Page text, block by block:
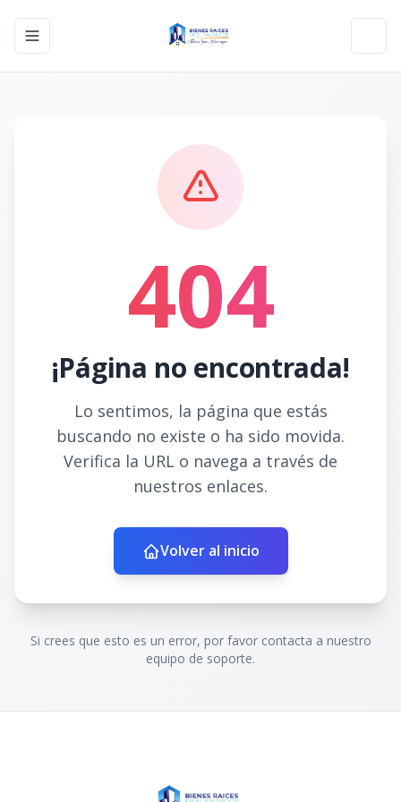
Toggle navigation menu
404
¡Página no encontrada!
Lo sentimos, la página que estás
buscando no existe o ha sido movida.
Verifica la URL o navega a través de
nuestros enlaces.
Volver al inicio
Si crees que esto es un error, por favor contacta a nuestro
equipo de soporte.